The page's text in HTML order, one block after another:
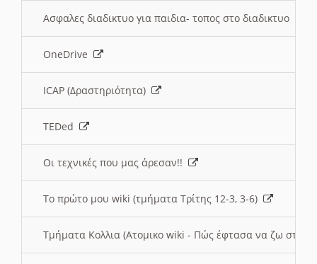
Ασφαλες διαδικτυο για παιδια- τοπος στο διαδικτυο
OneDrive
ICAP (Δραστηριότητα)
TEDed
Οι τεχνικές που μας άρεσαν!!
Το πρώτο μου wiki (τμήματα Τρίτης 12-3, 3-6)
Τμήματα Κολλια (Ατομικο wiki - Πώς έφτασα να ζω στην